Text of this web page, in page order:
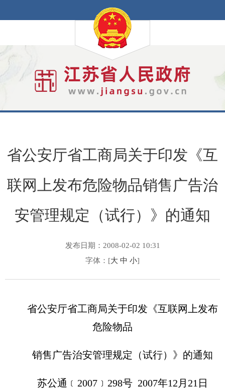
省公安厅省工商局关于印发《互
联网上发布危险物品销售广告治
安管理规定（试行）》的通知
发布日期：2008-02-02 10:31
字体：[大 中 小]
省公安厅省工商局关于印发《互联网上发布
危险物品
销售广告治安管理规定（试行）》的通知
苏公通﹝2007﹞298号 2007年12月21日